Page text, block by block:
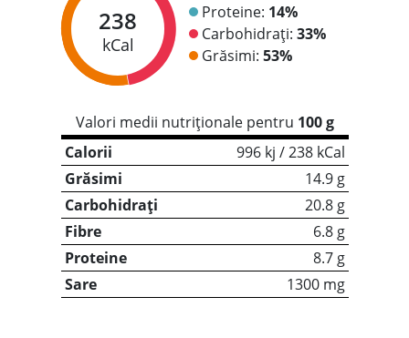
238
kCal
Proteine: 14%
Carbohidrați: 33%
Grăsimi: 53%
Valori medii nutriționale pentru 100 g
Calorii
996 kj / 238 kCal
Grăsimi
14.9 g
Carbohidrați
20.8 g
Fibre
6.8 g
Proteine
8.7 g
Sare
1300 mg